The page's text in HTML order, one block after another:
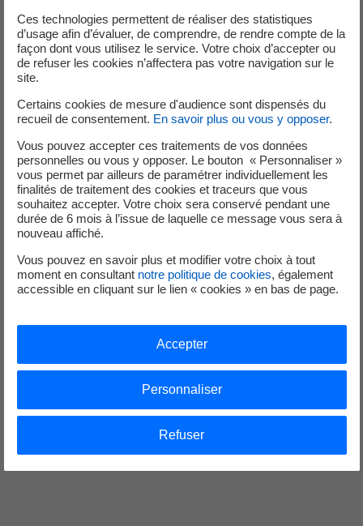
Le contrat E14
Contrat éolien fermé à la souscription.
Le contrat E08
Contrat éolien fermé à la souscription.
Contrat fermé à la souscription
Le contrat E06
Contrat éolien fermé à la souscription.
Contrat fermé à la souscription
Le contrat E01
Contrat éolien fermé à la souscription.
Ces technologies permettent de réaliser des statistiques
d’usage afin d’évaluer, de comprendre, de rendre compte de la
façon dont vous utilisez le service. Votre choix d’accepter ou
de refuser les cookies n’affectera pas votre navigation sur le
site.
Certains cookies de mesure d'audience sont dispensés du
recueil de consentement. En savoir plus ou vous y opposer.
Vous pouvez accepter ces traitements de vos données
personnelles ou vous y opposer. Le bouton « Personnaliser »
vous permet par ailleurs de paramétrer individuellement les
finalités de traitement des cookies et traceurs que vous
souhaitez accepter. Votre choix sera conservé pendant une
durée de 6 mois à l’issue de laquelle ce message vous sera à
nouveau affiché.
Vous pouvez en savoir plus et modifier votre choix à tout
moment en consultant notre politique de cookies, également
accessible en cliquant sur le lien « cookies » en bas de page.
Refuser
Personnaliser
Accepter